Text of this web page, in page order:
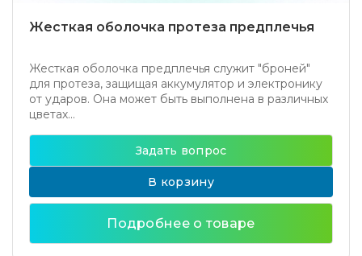
Жесткая оболочка протеза предплечья
Жесткая оболочка предплечья служит "броней"
для протеза, защищая аккумулятор и электронику
от ударов. Она может быть выполнена в различных
цветах...
Задать вопрос
В корзину
Подробнее о товаре